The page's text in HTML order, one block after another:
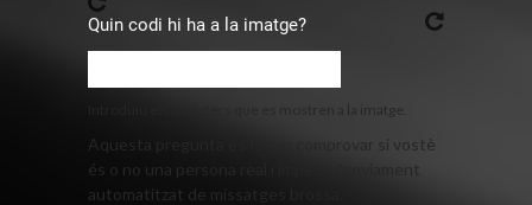
Quin codi hi ha a la imatge?
Introduïu els caràcters que es mostren a la imatge.
Aquesta pregunta es fa per comprovar si vostè
és o no una persona real i impedir l'enviament
automatitzat de missatges brossa.